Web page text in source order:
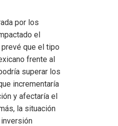
por los
el
que el tipo
frente al
superar los
incrementaría
y afectaría el
la situación